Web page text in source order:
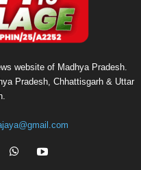
website of Madhya Pradesh.
Pradesh, Chhattisgarh & Uttar